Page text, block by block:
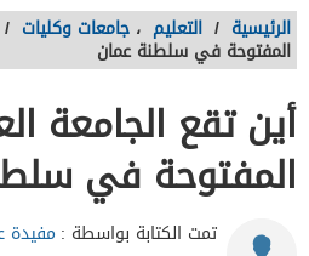
الرئيسية / التعليم ، جامعات وكليات /
المفتوحة في سلطنة عمان
أين تقع الجامعة
المفتوحة في
تمت الكتابة بواسطة : مفيدة